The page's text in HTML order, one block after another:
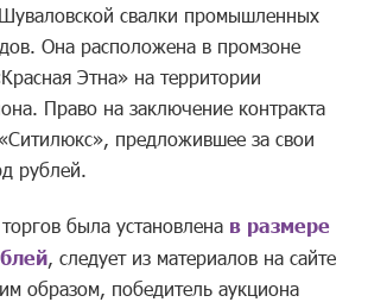
свалки промышленных
Она расположена в промзоне
Этна» на территории
Право на заключение контракта
предложившее за свои
рублей.
была установлена в размере
, следует из материалов на сайте
образом, победитель аукциона